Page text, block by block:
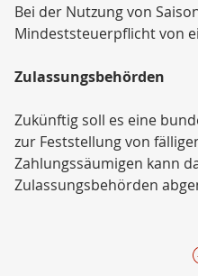
Bei der Nutzung von
Mindeststeuerpflicht von
Zulassungsbehörden
Zukünftig soll es eine
zur Feststellung von
Zahlungssäumigen kann
Zulassungsbehörden